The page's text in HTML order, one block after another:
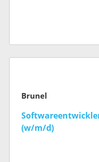
Brunel
(w/m/d)